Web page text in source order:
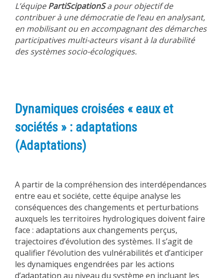
L’équipePartiScipationSa pour objectif de
contribuer à une démocratie de l’eau en analysant,
en mobilisant ou en accompagnant des démarches
participatives multi-acteurs visant à la durabilité
des systèmes socio-écologiques.
Dynamiques croisées « eaux et
sociétés » : adaptations
(Adaptations)
A partir de la compréhension des interdépendances
entre eau et sociéte, cette équipe analyse les
conséquences des changements et perturbations
auxquels les territoires hydrologiques doivent faire
face : adaptations aux changements perçus,
trajectoires d’évolution des systèmes. Il s’agit de
qualifier l’évolution des vulnérabilités et d’anticiper
les dynamiques engendrées par les actions
d’adaptation au niveau du système en incluant les